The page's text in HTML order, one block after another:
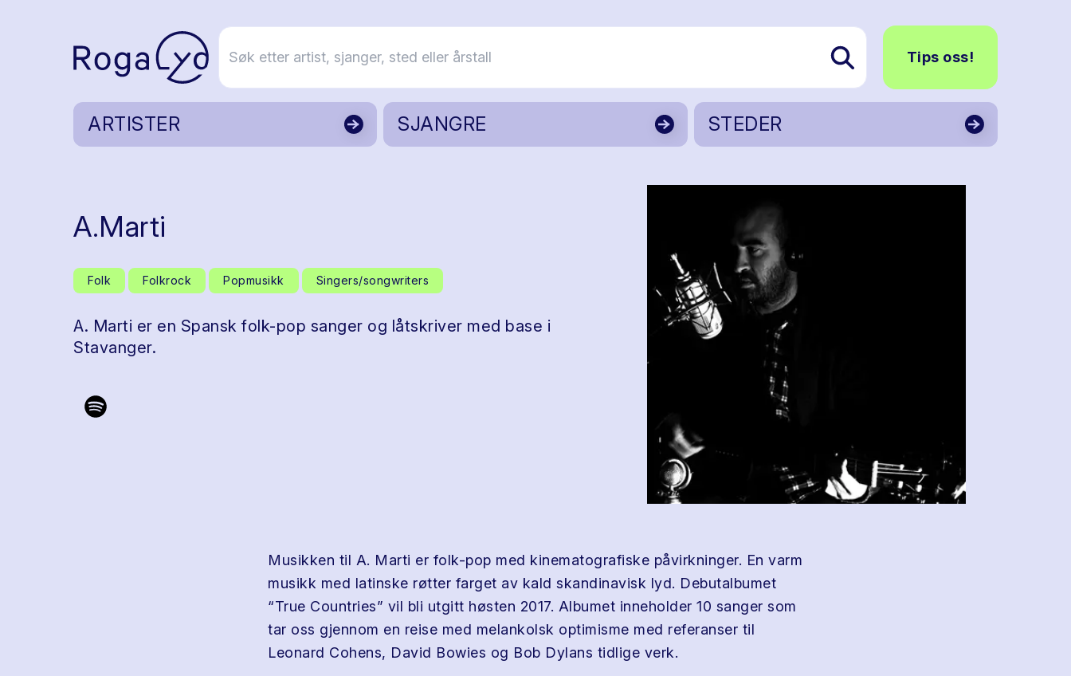
Tips oss!
ARTISTER SJANGRE STEDER
A.Marti
Folk Folkrock Popmusikk Singers/songwriters
A. Marti er en Spansk folk-pop sanger og låtskriver med base i
Stavanger.
Musikken til A. Marti er folk-pop med kinematografiske påvirkninger. En varm
musikk med latinske røtter farget av kald skandinavisk lyd. Debutalbumet
“True Countries” vil bli utgitt høsten 2017. Albumet inneholder 10 sanger som
tar oss gjennom en reise med melankolsk optimisme med referanser til
Leonard Cohens, David Bowies og Bob Dylans tidlige verk.